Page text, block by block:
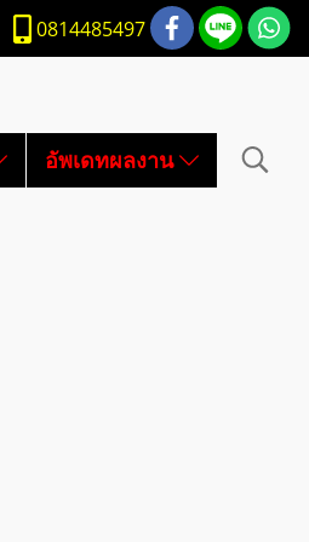
0814485497
อัพเดทผลงาน